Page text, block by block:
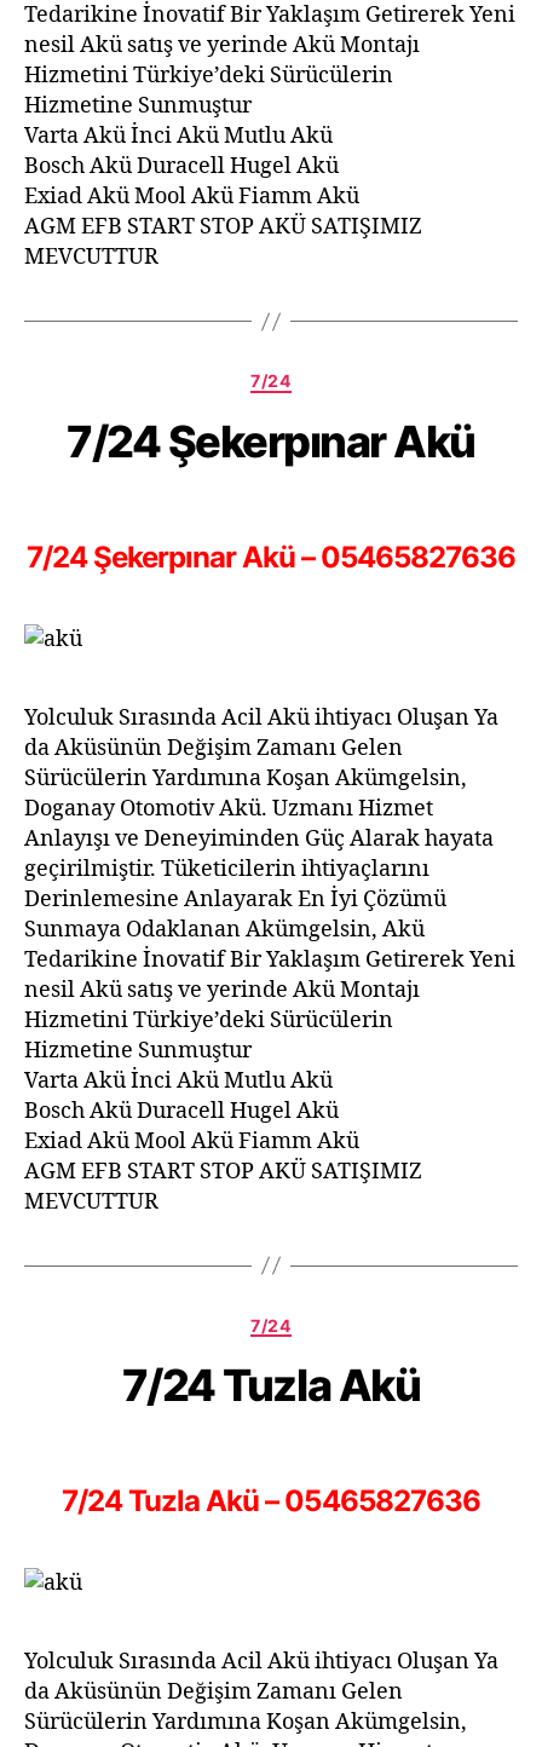
Tedarikine İnovatif Bir Yaklaşım Getirerek Yeni
nesil Akü satış ve yerinde Akü Montajı
Hizmetini Türkiye’deki Sürücülerin
Hizmetine Sunmuştur
Varta Akü İnci Akü Mutlu Akü
Bosch Akü Duracell Hugel Akü
Exiad Akü Mool Akü Fiamm Akü
AGM EFB START STOP AKÜ SATIŞIMIZ
MEVCUTTUR
7/24
7/24 Şekerpınar Akü
7/24 Şekerpınar Akü – 05465827636
Yolculuk Sırasında Acil Akü ihtiyacı Oluşan Ya
da Aküsünün Değişim Zamanı Gelen
Sürücülerin Yardımına Koşan Akümgelsin,
Doganay Otomotiv Akü. Uzmanı Hizmet
Anlayışı ve Deneyiminden Güç Alarak hayata
geçirilmiştir. Tüketicilerin ihtiyaçlarını
Derinlemesine Anlayarak En İyi Çözümü
Sunmaya Odaklanan Akümgelsin, Akü
Tedarikine İnovatif Bir Yaklaşım Getirerek Yeni
nesil Akü satış ve yerinde Akü Montajı
Hizmetini Türkiye’deki Sürücülerin
Hizmetine Sunmuştur
Varta Akü İnci Akü Mutlu Akü
Bosch Akü Duracell Hugel Akü
Exiad Akü Mool Akü Fiamm Akü
AGM EFB START STOP AKÜ SATIŞIMIZ
MEVCUTTUR
7/24
7/24 Tuzla Akü
7/24 Tuzla Akü – 05465827636
Yolculuk Sırasında Acil Akü ihtiyacı Oluşan Ya
da Aküsünün Değişim Zamanı Gelen
Sürücülerin Yardımına Koşan Akümgelsin,